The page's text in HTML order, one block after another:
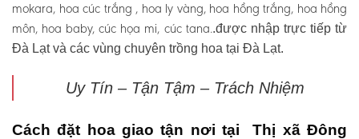
mokara, hoa cúc trắng , hoa ly vàng, hoa hồng trắng, hoa hồng
môn, hoa baby, cúc họa mi, cúc tana..được nhập trực tiếp từ
Đà Lạt và các vùng chuyên trồng hoa tại Đà Lạt.
Uy Tín – Tận Tậm – Trách Nhiệm
Cách đặt hoa giao tận nơi tại Thị xã Đông